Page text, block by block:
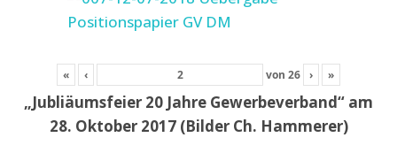
« ‹ von 26 › »
„Jubliäumsfeier 20 Jahre Gewerbeverband“ am
28. Oktober 2017 (Bilder Ch. Hammerer)